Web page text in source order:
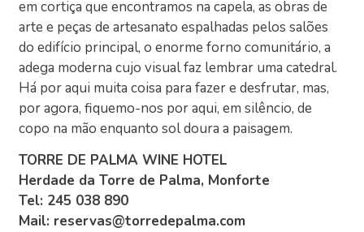
em cortiça que encontramos na capela, as obras de
arte e peças de artesanato espalhadas pelos salões
do edifício principal, o enorme forno comunitário, a
adega moderna cujo visual faz lembrar uma catedral.
Há por aqui muita coisa para fazer e desfrutar, mas,
por agora, fiquemo-nos por aqui, em silêncio, de
copo na mão enquanto sol doura a paisagem.
TORRE DE PALMA WINE HOTEL
Herdade da Torre de Palma, Monforte
Tel: 245 038 890
Mail: reservas@torredepalma.com